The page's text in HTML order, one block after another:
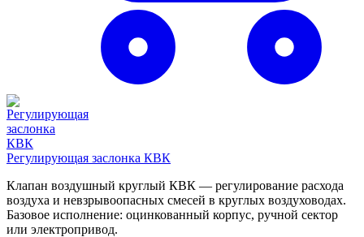
Регулирующая заслонка КВК
Клапан воздушный круглый КВК — регулирование расхода
воздуха и невзрывоопасных смесей в круглых воздуховодах.
Базовое исполнение: оцинкованный корпус, ручной сектор
или электропривод.